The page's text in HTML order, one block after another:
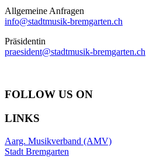
Allgemeine Anfragen
info@stadtmusik-bremgarten.ch
Präsidentin
praesident@stadtmusik-bremgarten.ch
FOLLOW US ON
LINKS
Aarg. Musikverband (AMV)
Stadt Bremgarten